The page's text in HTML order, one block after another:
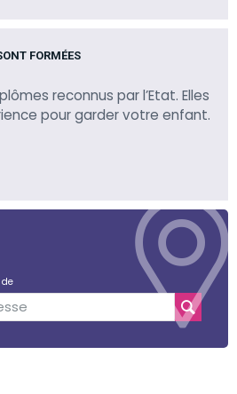
FORMÉES
reconnus par l’Etat. Elles
pour garder votre enfant.